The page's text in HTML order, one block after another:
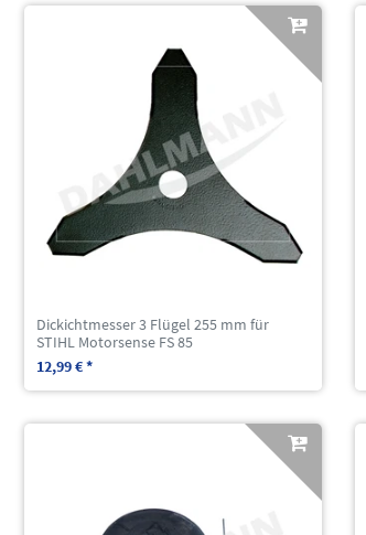
Dickichtmesser 3 Flügel 255 mm für
STIHL Motorsense FS 85
12,99 € *